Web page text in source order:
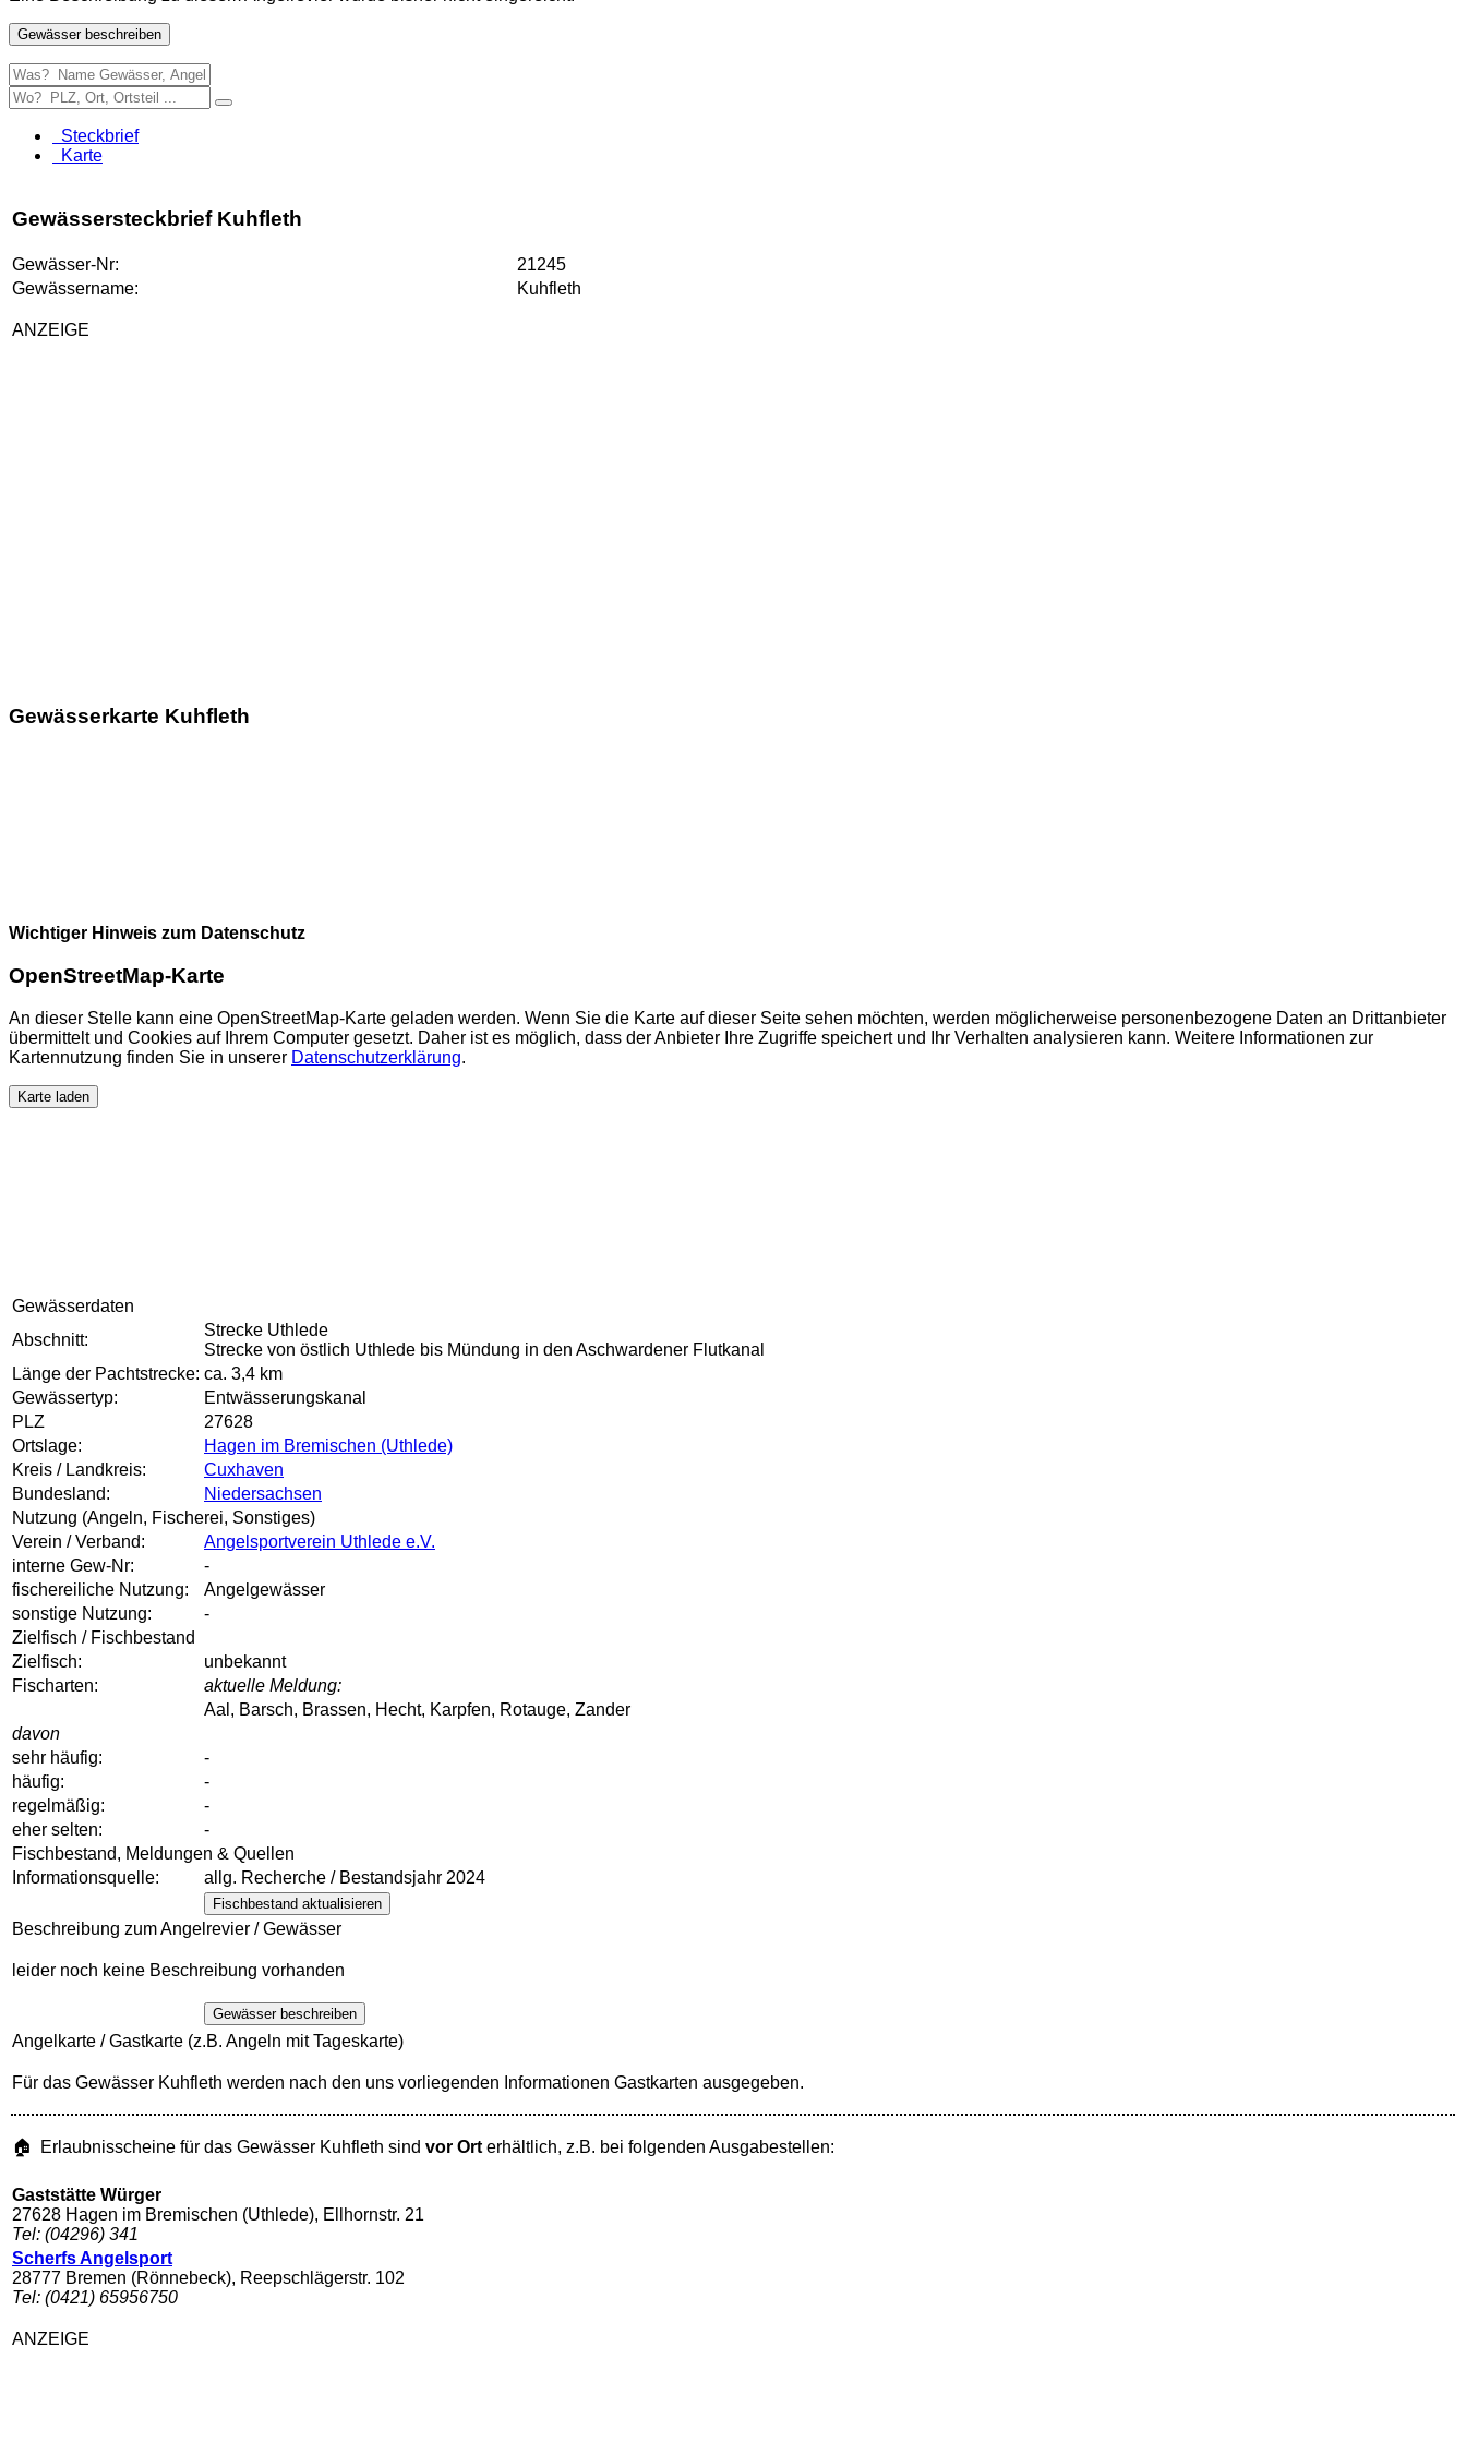
Gewässer beschreiben
Steckbrief
Karte
Gewässersteckbrief Kuhfleth
Gewässer-Nr:
21245
Gewässername:
Kuhfleth
ANZEIGE
Gewässerkarte Kuhfleth
Wichtiger Hinweis zum Datenschutz
OpenStreetMap-Karte
An dieser Stelle kann eine OpenStreetMap-Karte geladen werden. Wenn Sie die Karte auf dieser Seite sehen möchten, werden möglicherweise personenbezogene Daten an Drittanbieter
übermittelt und Cookies auf Ihrem Computer gesetzt. Daher ist es möglich, dass der Anbieter Ihre Zugriffe speichert und Ihr Verhalten analysieren kann. Weitere Informationen zur
Kartennutzung finden Sie in unserer Datenschutzerklärung.
Karte laden
Gewässerdaten
Abschnitt:
Strecke Uthlede
Strecke von östlich Uthlede bis Mündung in den Aschwardener Flutkanal
Länge der Pachtstrecke: ca. 3,4 km
Gewässertyp:
Entwässerungskanal
PLZ
27628
Ortslage:
Hagen im Bremischen (Uthlede)
Kreis / Landkreis:
Cuxhaven
Bundesland:
Niedersachsen
Nutzung (Angeln, Fischerei, Sonstiges)
Verein / Verband:
Angelsportverein Uthlede e.V.
interne Gew-Nr:
-
fischereiliche Nutzung:
Angelgewässer
sonstige Nutzung:
-
Zielfisch / Fischbestand
Zielfisch:
unbekannt
Fischarten:
aktuelle Meldung:
Aal, Barsch, Brassen, Hecht, Karpfen, Rotauge, Zander
davon
sehr häufig:
-
häufig:
-
regelmäßig:
-
eher selten:
-
Fischbestand, Meldungen & Quellen
Informationsquelle:
allg. Recherche / Bestandsjahr 2024
Fischbestand aktualisieren
Beschreibung zum Angelrevier / Gewässer
leider noch keine Beschreibung vorhanden
Gewässer beschreiben
Angelkarte / Gastkarte (z.B. Angeln mit Tageskarte)
Für das Gewässer Kuhfleth werden nach den uns vorliegenden Informationen Gastkarten ausgegeben.
🏠 Erlaubnisscheine für das Gewässer Kuhfleth sind vor Ort erhältlich, z.B. bei folgenden Ausgabestellen:
Gaststätte Würger
27628 Hagen im Bremischen (Uthlede), Ellhornstr. 21
Tel: (04296) 341
Scherfs Angelsport
28777 Bremen (Rönnebeck), Reepschlägerstr. 102
Tel: (0421) 65956750
ANZEIGE